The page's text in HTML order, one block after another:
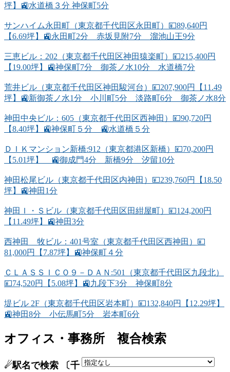
坪】🚉水道橋３分 神保町5分
サンハイム永田町（東京都千代田区永田町）💴89,640円
【6.69坪】🚉永田町2分 赤坂見附7分 溜池山王9分
三恵ビル：202（東京都千代田区神田猿楽町）💴215,400円
【19.00坪】🚉神保町7分 御茶ノ水10分 水道橋7分
荒井ビル（東京都千代田区神田駿河台）💴207,900円【11.49
坪】🚉新御茶ノ水1分 小川町5分 淡路町6分 御茶ノ水8分
神田中央ビル：605（東京都千代田区西神田）💴90,720円
【8.40坪】🚉神保町５分 🚉水道橋５分
ＤＩＫマンション新橋:912（東京都港区新橋）💴70,200円
【5.01坪】 🚉御成門4分 新橋9分 汐留10分
神田松尾ビル（東京都千代田区内神田）💴239,760円【18.50
坪】🚉神田1分
神田Ｉ・Ｓビル（東京都千代田区田紺屋町）💴124,200円
【11.49坪】🚉神田3分
西神田 牧ビル：401号室（東京都千代田区西神田）💴
81,000円【7.87坪】🚉神保町４分
ＣＬＡＳＳＩＣＯ９－ＤＡＮ:501（東京都千代田区九段北）
💴74,520円【5.08坪】🚉九段下3分 神保町8分
堤ビル 2F（東京都千代田区岩本町）💴132,840円【12.29坪】
🚉神田8分 小伝馬町5分 岩本町6分
オフィス・事務所 複合検索
☄駅名で検索 〔千